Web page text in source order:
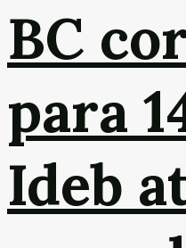
BC
para
Ideb